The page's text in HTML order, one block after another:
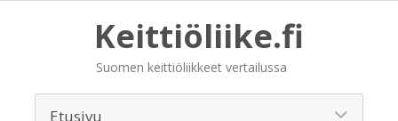
Keittiöliike.fi
Suomen keittiöliikkeet vertailussa